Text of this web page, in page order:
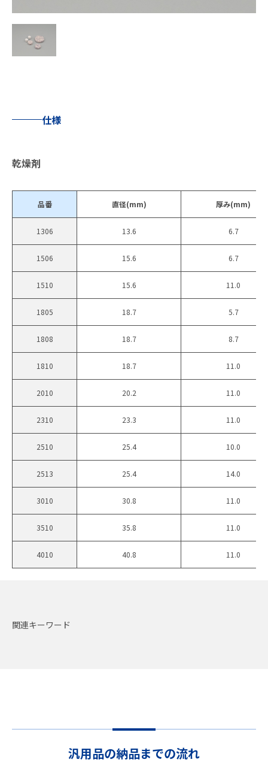
仕様
乾燥剤
品番 直径(mm) 厚み(mm)
1306 13.6 6.7
1506 15.6 6.7
1510 15.6 11.0
1805 18.7 5.7
1808 18.7 8.7
1810 18.7 11.0
2010 20.2 11.0
2310 23.3 11.0
2510 25.4 10.0
2513 25.4 14.0
3010 30.8 11.0
3510 35.8 11.0
4010 40.8 11.0
関連キーワード
汎用品の納品までの流れ